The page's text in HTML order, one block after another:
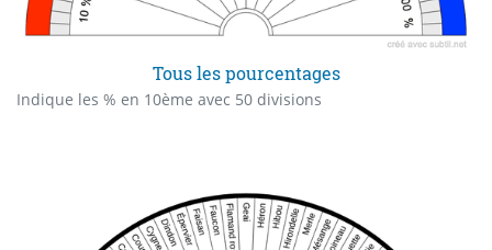
Tous les pourcentages
Indique les % en 10ème avec 50 divisions